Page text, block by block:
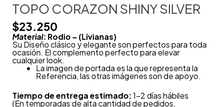
TOPO CORAZON SHINY SILVER
$23.250
Material: Rodio – (Livianas)
Su Diseño clásico y elegante son perfectos para toda
ocasión. El complemento perfecto para elevar
cualquier look.
La imagen de portada es la que representa la
Referencia, las otras imágenes son de apoyo.
Tiempo de entrega estimado:1-2 días hábiles
(En temporadas de alta cantidad de pedidos,